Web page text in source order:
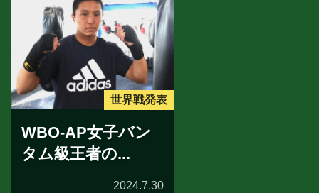
世界戦発表
WBO-AP女子バン
タム級王者の...
2024.7.30